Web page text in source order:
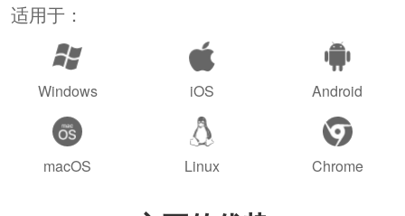
适用于：
Windows iOS Android
macOS Linux Chrome